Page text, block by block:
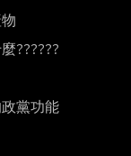
??????
黨功能